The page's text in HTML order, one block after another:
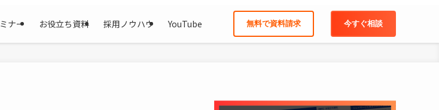
ナー お役立ち資料 採用ノウハウ YouTube 無料で資料請求 今すぐ相談